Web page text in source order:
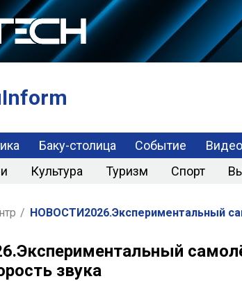
Баку-столица Событие
Культура Туризм Спорт
/ НОВОСТИ2026.Экспериментальный
звука